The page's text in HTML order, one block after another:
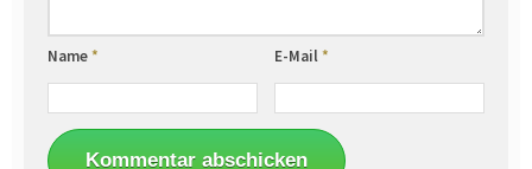
Name* E-Mail*